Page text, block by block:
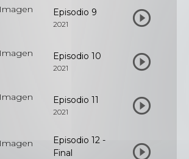
Episodio 9
2021
Episodio 10
2021
Episodio 11
2021
Episodio 12 -
Final